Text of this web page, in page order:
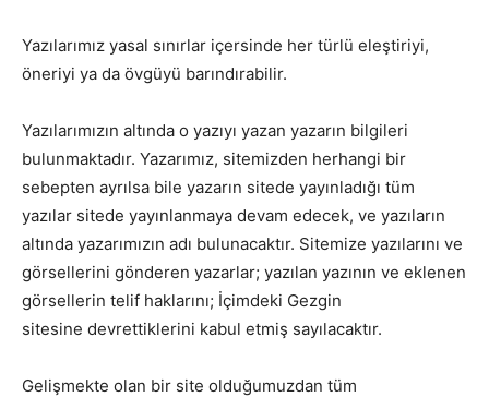
Yazılarımız yasal sınırlar içersinde her türlü eleştiriyi,
öneriyi ya da övgüyü barındırabilir.
Yazılarımızın altında o yazıyı yazan yazarın bilgileri
bulunmaktadır. Yazarımız, sitemizden herhangi bir
sebepten ayrılsa bile yazarın sitede yayınladığı tüm
yazılar sitede yayınlanmaya devam edecek, ve yazıların
altında yazarımızın adı bulunacaktır. Sitemize yazılarını ve
görsellerini gönderen yazarlar; yazılan yazının ve eklenen
görsellerin telif haklarını; İçimdeki Gezgin
sitesine devrettiklerini kabul etmiş sayılacaktır.
Gelişmekte olan bir site olduğumuzdan tüm